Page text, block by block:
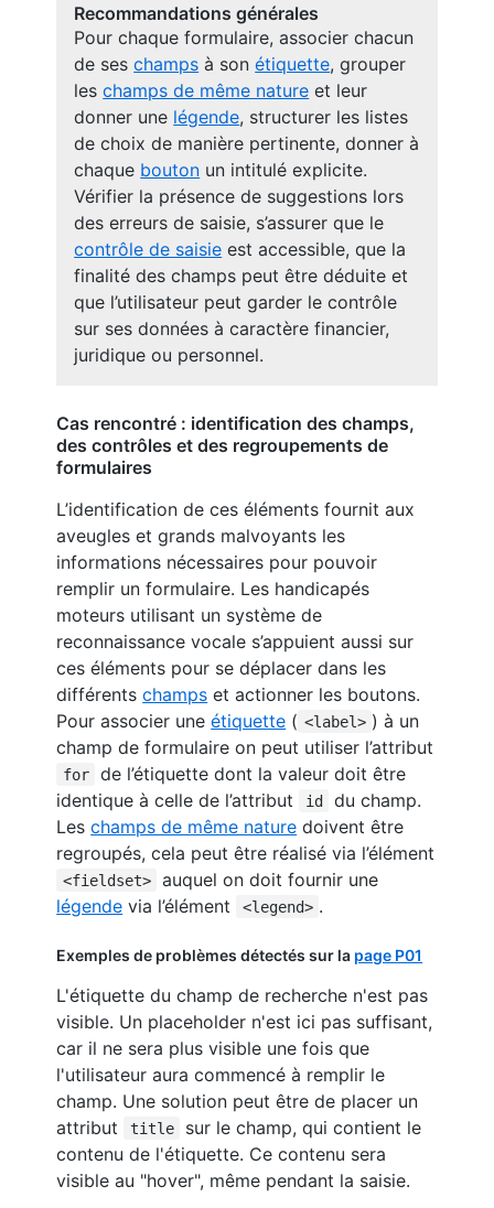
Recommandations générales
Pour chaque formulaire, associer chacun
de seschamps à sonétiquette, grouper
leschamps de même nature et leur
donner une légende, structurer les listes
de choix de manière pertinente, donner à
chaque bouton un intitulé explicite.
Vérifier la présence de suggestions lors
des erreurs de saisie, s’assurer que le
contrôle de saisie est accessible, que la
finalité des champs peut être déduite et
que l’utilisateur peut garder le contrôle
sur ses données à caractère financier,
juridique ou personnel.
Cas rencontré : identification des champs,
des contrôles et des regroupements de
formulaires
L’identification de ces éléments fournit aux
aveugles et grands malvoyants les
informations nécessaires pour pouvoir
remplir un formulaire. Les handicapés
moteurs utilisant un système de
reconnaissance vocale s’appuient aussi sur
ces éléments pour se déplacer dans les
différentschamps et actionner les boutons.
Pour associer uneétiquette ( <label> ) à un
champ de formulaire on peut utiliser l’attribut
for
de l’étiquette dont la valeur doit être
identique à celle de l’attribut
id
du champ.
Leschamps de même nature doivent être
regroupés, cela peut être réalisé via l’élément
<fieldset>
auquel on doit fournir une
légende via l’élément <legend> .
Exemples de problèmes détectés sur la page P01
L'étiquette du champ de recherche n'est pas
visible. Un placeholder n'est ici pas suffisant,
car il ne sera plus visible une fois que
l'utilisateur aura commencé à remplir le
champ. Une solution peut être de placer un
attribut
title
sur le champ, qui contient le
contenu de l'étiquette. Ce contenu sera
visible au "hover", même pendant la saisie.